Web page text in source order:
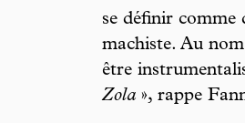
se définir comme
machiste. Au
être
Zola », rappe